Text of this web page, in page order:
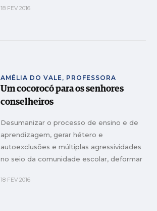
18 FEV 2016
AMÉLIA DO VALE, PROFESSORA
Um cocorocó para os senhores
conselheiros
Desumanizar o processo de ensino e de
aprendizagem, gerar hétero e
autoexclusões e múltiplas agressividades
no seio da comunidade escolar, deformar
das crianças, eis o que fazem os referidos
18 FEV 2016